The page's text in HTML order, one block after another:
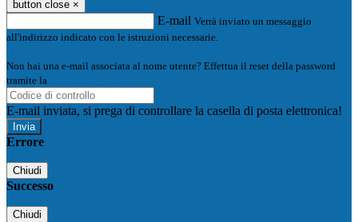
button close ×
E-mail Verrà inviato un messaggio
all'indirizzo indicato con le istruzioni necessarie.
Non hai una e-mail associata al nome utente? Effettua il reset della password
tramite la
E-mail inviata, si prega di controllare la casella di posta elettronica!
Errore
Chiudi
Successo
Chiudi